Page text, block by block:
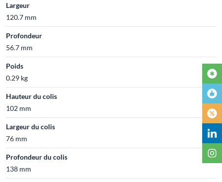
Largeur
120.7 mm
Profondeur
56.7 mm
Poids
0.29 kg
Hauteur du colis
102 mm
Largeur du colis
76 mm
Profondeur du colis
138 mm